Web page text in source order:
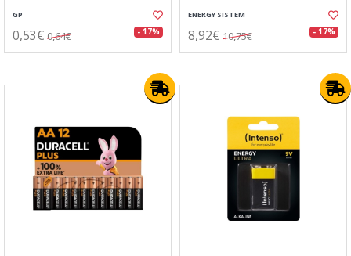
GP
0,53€ 0,64€ - 17%
ENERGY SISTEM
8,92€ 10,75€ - 17%